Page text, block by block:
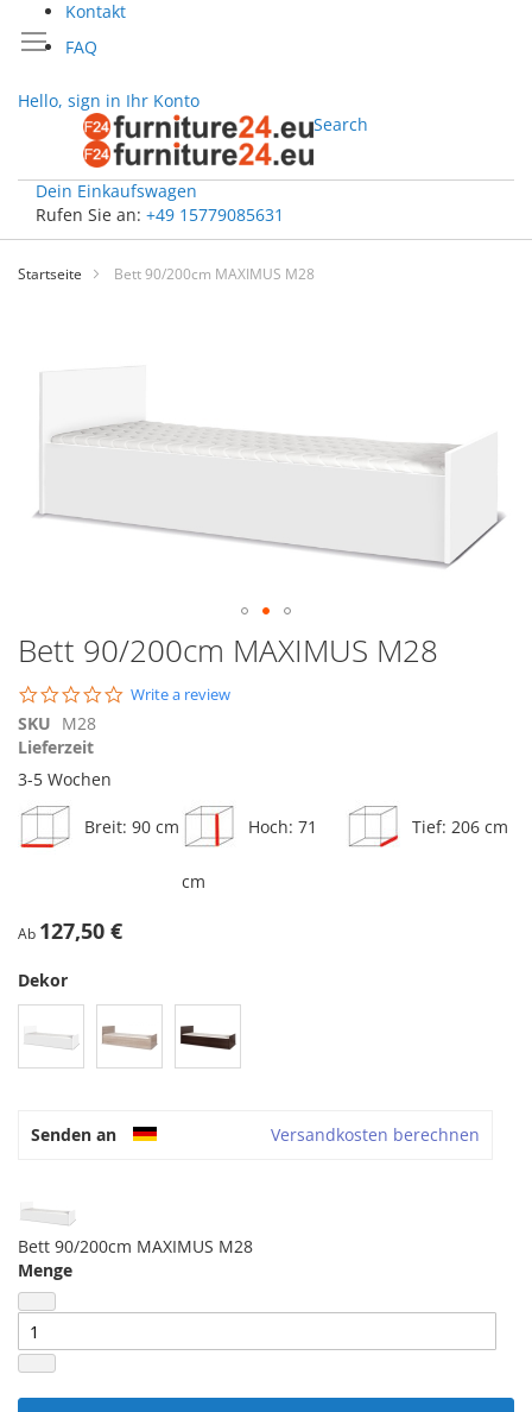
Kontakt
FAQ
Hello, sign in Ihr Konto
Search
Dein Einkaufswagen
Rufen Sie an: +49 15779085631
Zum
springen
Startseite Bett 90/200cm MAXIMUS M28
der
Zum
Anfang
der
Bildgalerie
springen
Bett 90/200cm MAXIMUS M28
0.0
Write a review
SKU M28
Lieferzeit
3-5 Wochen
Breit: 90 cm Hoch: 71
cm
Tief: 206 cm
Ab 127,50 €
Dekor
Senden an Versandkosten berechnen
Bett 90/200cm MAXIMUS M28
Menge